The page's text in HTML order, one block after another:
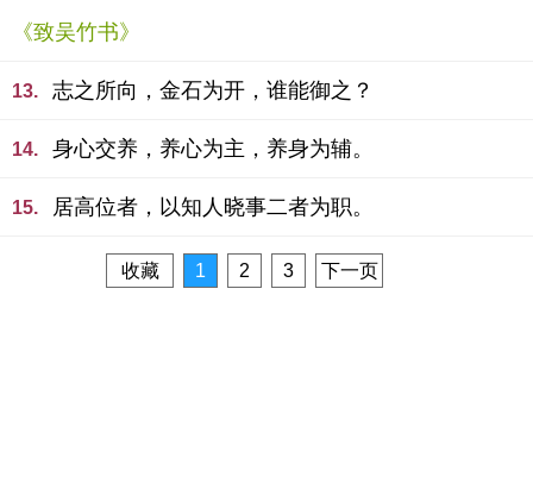
《致吴竹书》
13. 志之所向，金石为开，谁能御之？
14. 身心交养，养心为主，养身为辅。
15. 居高位者，以知人晓事二者为职。
收藏 1 2 3 下一页